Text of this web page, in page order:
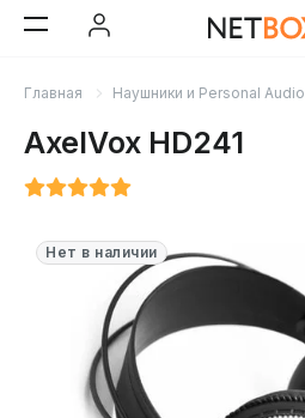
Главная Наушники и Personal Audio
AxelVox HD241
Нет в наличии